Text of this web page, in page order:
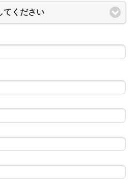
てください